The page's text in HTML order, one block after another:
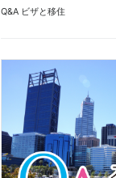
Q&A ビザと移住